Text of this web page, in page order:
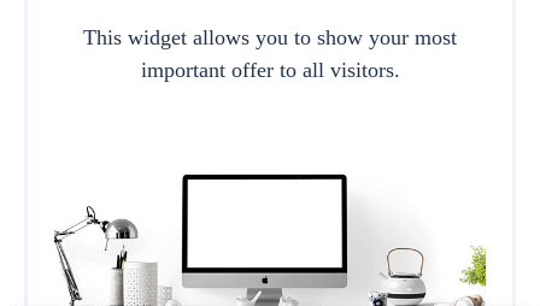
This widget allows you to show your most
important offer to all visitors.